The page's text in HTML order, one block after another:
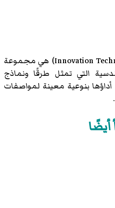
(Innovation Technology) هي مجموعة
التي تمثل طرقًا ونماذج
أداؤها بنوعية معينة لمواصفات
.
أيضًا